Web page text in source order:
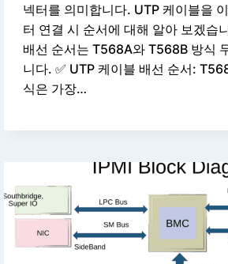
넥터를 의미합니다. UTP 케이블을
터 연결 시 순서에 대해 알아 보겠습
배선 순서는 T568A와 T568B 방식
니다. ✅ UTP 케이블 배선 순서:
식은 가장…